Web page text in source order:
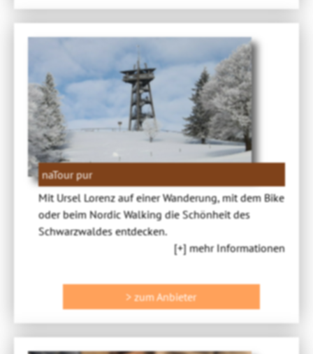
naTour pur
Mit Ursel Lorenz auf einer Wanderung, mit dem Bike
oder beim Nordic Walking die Schönheit des
Schwarzwaldes entdecken.
[+] mehr Informationen
> zum Anbieter